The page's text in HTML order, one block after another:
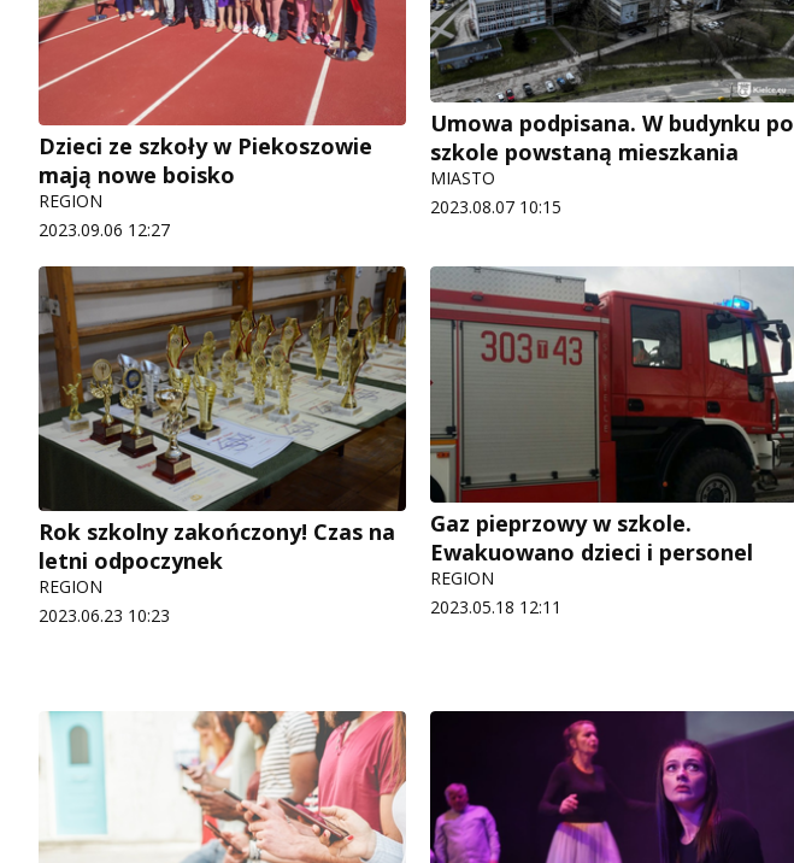
Dzieci ze szkoły w Piekoszowie
mają nowe boisko
REGION
2023.09.06 12:27
Umowa podpisana. W budynku po
szkole powstaną mieszkania
MIASTO
2023.08.07 10:15
Rok szkolny zakończony! Czas na
letni odpoczynek
REGION
2023.06.23 10:23
Gaz pieprzowy w szkole.
Ewakuowano dzieci i personel
REGION
2023.05.18 12:11